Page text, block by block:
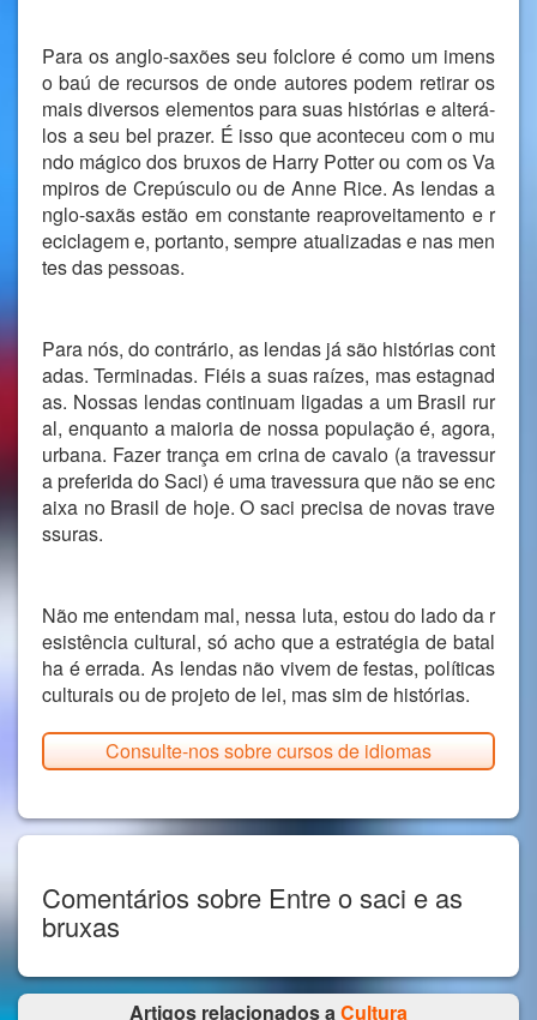
Para os anglo-saxões seu folclore é como um imens
o baú de recursos de onde autores podem retirar os
mais diversos elementos para suas histórias e alterá-
los a seu bel prazer. É isso que aconteceu com o mu
ndo mágico dos bruxos de Harry Potter ou com os Va
mpiros de Crepúsculo ou de Anne Rice. As lendas a
nglo-saxãs estão em constante reaproveitamento e r
eciclagem e, portanto, sempre atualizadas e nas men
tes das pessoas.
Para nós, do contrário, as lendas já são histórias cont
adas. Terminadas. Fiéis a suas raízes, mas estagnad
as. Nossas lendas continuam ligadas a um Brasil rur
al, enquanto a maioria de nossa população é, agora,
urbana. Fazer trança em crina de cavalo (a travessur
a preferida do Saci) é uma travessura que não se enc
aixa no Brasil de hoje. O saci precisa de novas trave
ssuras.
Não me entendam mal, nessa luta, estou do lado da r
esistência cultural, só acho que a estratégia de batal
ha é errada. As lendas não vivem de festas, políticas
culturais ou de projeto de lei, mas sim de histórias.
Consulte-nos sobre cursos de idiomas
Comentários sobre Entre o saci e as
bruxas
Artigos relacionados aCultura